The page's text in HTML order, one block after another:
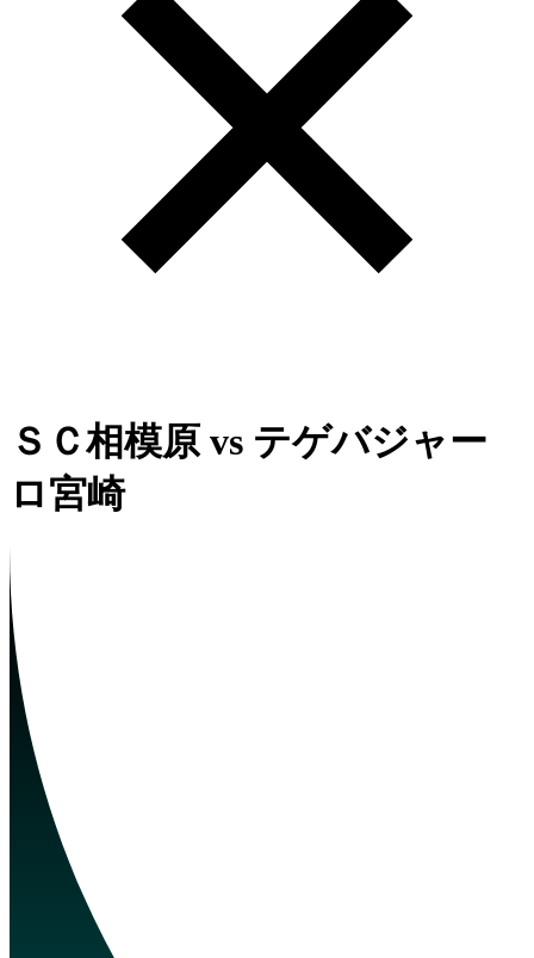
ＳＣ相模原 vs テゲバジャー
ロ宮崎